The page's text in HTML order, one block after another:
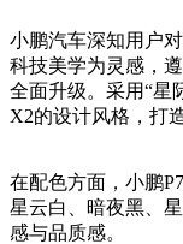
小鹏汽车深知用户
科技美学为灵感，
全面升级。采用“星
X2的设计风格，打
在配色方面，小鹏
星云白、暗夜黑、
感与品质感。